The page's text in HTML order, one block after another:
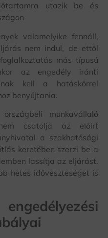
utazik be és
valamelyike fennáll,
nem indul, de ettől
más típusú
az engedély iránti
kell a hatáskörrel
benyújtania.
munkavállaló
csatolja az előírt
a szakhatósági
keretében szerzi be a
lassítja az eljárást.
hetes időveszteséget is